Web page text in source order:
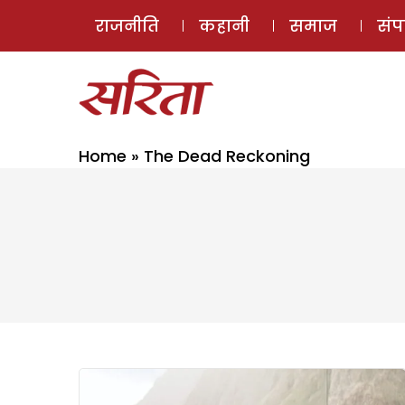
राजनीति कहानी समाज
Home » The Dead Reckoning